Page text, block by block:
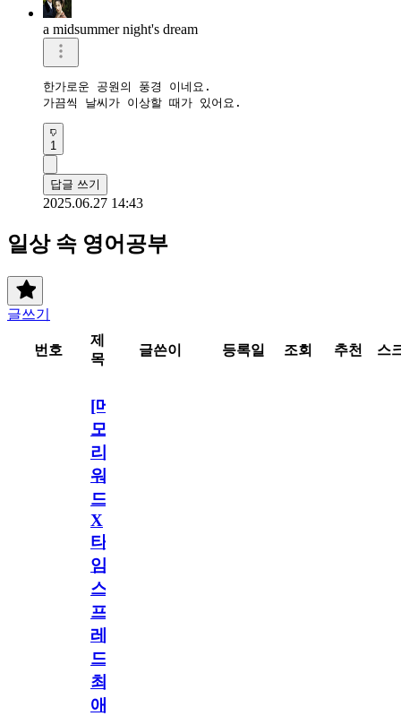
a midsummer night's dream
한가로운 공원의 풍경 이네요.
가끔씩 날씨가 이상할 때가 있어요.
1
답글 쓰기
2025.06.27 14:43
일상 속 영어공부
글쓰기
번호
제
목
글쓴이 등록일 조회 추천 스
[메
모
리
워
드
X
타
임
스
프
레
드]
최
애